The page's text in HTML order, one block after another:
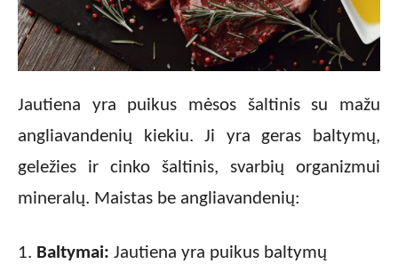
Jautiena yra puikus mėsos šaltinis su mažu
angliavandenių kiekiu. Ji yra geras baltymų,
geležies ir cinko šaltinis, svarbių organizmui
mineralų. Maistas be angliavandenių:
Baltymai: Jautiena yra puikus baltymų